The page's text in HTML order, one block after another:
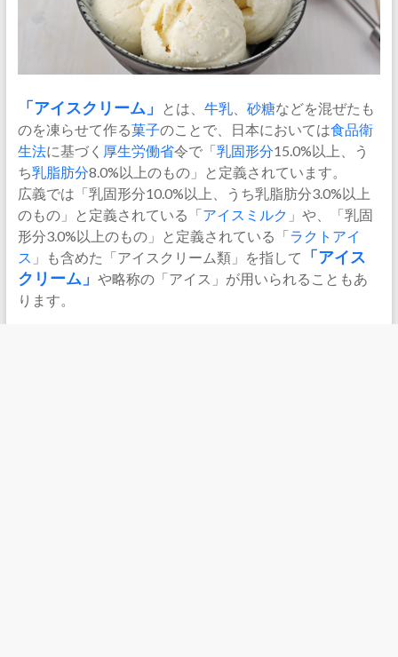
「 アイスクリーム」 とは、 牛乳、 砂糖などを混ぜたも
のを凍らせて作る菓子のことで、日本においては食品衛
生法に基づく 厚生労働省令で「乳固形分15.0%以上、う
ち乳脂肪分8.0%以上のもの」と定義されています。
広義では「乳固形分10.0%以上、うち乳脂肪分3.0%以上
のもの」と定義されている「アイスミルク 」や、「乳固
形分3.0%以上のもの」と定義されている「ラクトアイ
ス 」も含めた「アイスクリーム類」を指して
「アイス
クリーム」 や略称の「アイス」が用いられることもあ
ります。